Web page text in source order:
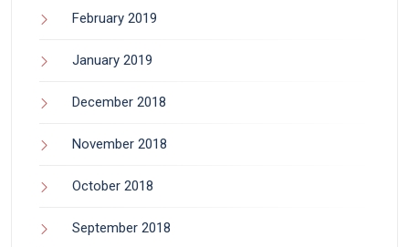
February 2019
January 2019
December 2018
November 2018
October 2018
September 2018